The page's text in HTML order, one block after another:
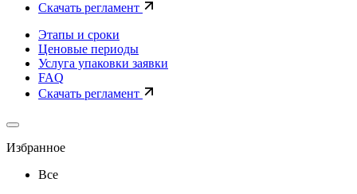
Скачать регламент
Этапы и сроки
Ценовые периоды
Услуга упаковки заявки
FAQ
Скачать регламент
Избранное
Все